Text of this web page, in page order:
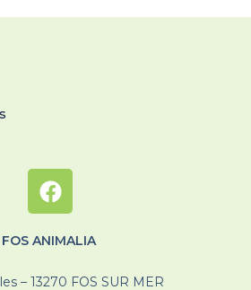
FOS ANIMALIA
– 13270 FOS SUR MER